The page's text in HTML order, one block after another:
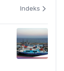
Indeks